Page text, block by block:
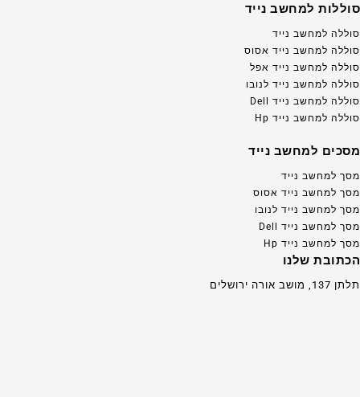
סוללות למחשב נייד
סוללה למחשב נייד
סוללה למחשב נייד אסוס
סוללה למחשב נייד אפל
סוללה למחשב נייד לנובו
סוללה למחשב נייד Dell
סוללה למחשב נייד Hp
מסכים למחשב נייד
מסך למחשב נייד
מסך למחשב נייד אסוס
מסך למחשב נייד לנובו
מסך למחשב נייד Dell
מסך למחשב נייד Hp
הכתובת שלנו
תלתן 137, מושב אורה ירושלים